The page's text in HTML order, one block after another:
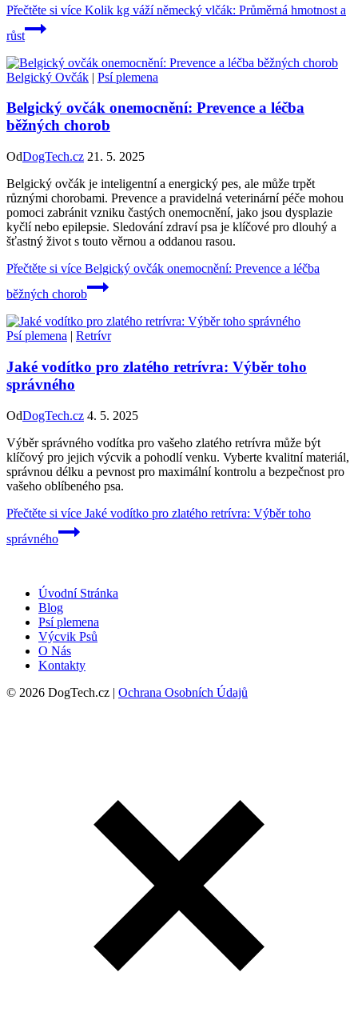
Přečtěte si více Kolik kg váží německý vlčák: Průměrná hmotnost a
růst
Belgický Ovčák | Psí plemena
Belgický ovčák onemocnění: Prevence a léčba
běžných chorob
OdDogTech.cz 21. 5. 2025
Belgický ovčák je inteligentní a energický pes, ale může trpět
různými chorobami. Prevence a pravidelná veterinární péče mohou
pomoci zabránit vzniku častých onemocnění, jako jsou dysplazie
kyčlí nebo epilepsie. Sledování zdraví psa je klíčové pro dlouhý a
šťastný život s touto věrnou a oddanou rasou.
Přečtěte si více Belgický ovčák onemocnění: Prevence a léčba
běžných chorob
Psí plemena | Retrívr
Jaké vodítko pro zlatého retrívra: Výběr toho
správného
OdDogTech.cz 4. 5. 2025
Výběr správného vodítka pro vašeho zlatého retrívra může být
klíčový pro jejich výcvik a pohodlí venku. Vyberte kvalitní materiál,
správnou délku a pevnost pro maximální kontrolu a bezpečnost pro
vašeho oblíbeného psa.
Přečtěte si více Jaké vodítko pro zlatého retrívra: Výběr toho
správného
Úvodní Stránka
Blog
Psí plemena
Výcvik Psů
O Nás
Kontakty
© 2026 DogTech.cz | Ochrana Osobních Údajů